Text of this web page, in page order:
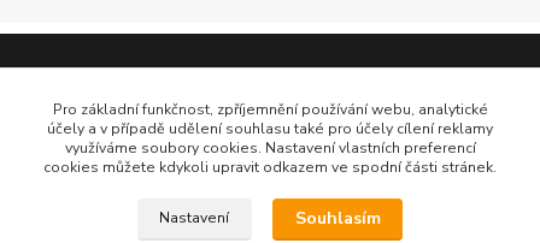
Pro základní funkčnost, zpříjemnění používání webu, analytické
účely a v případě udělení souhlasu také pro účely cílení reklamy
využíváme soubory cookies. Nastavení vlastních preferencí
cookies můžete kdykoli upravit odkazem ve spodní části stránek.
Nastavení Souhlasím